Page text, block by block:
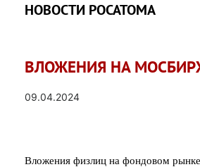
НОВОСТИ РОСАТОМА
ВЛОЖЕНИЯ НА
09.04.2024
Вложения физлиц на фондовом